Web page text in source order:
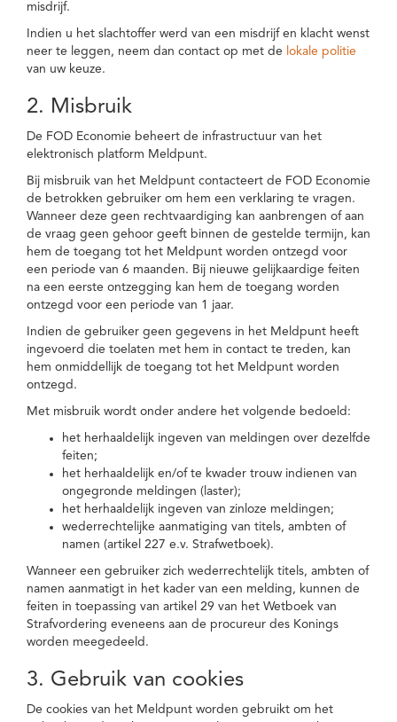
misdrijf.
Indien u het slachtoffer werd van een misdrijf en klacht wenst
neer te leggen, neem dan contact op met de lokale politie
van uw keuze.
2. Misbruik
De FOD Economie beheert de infrastructuur van het
elektronisch platform Meldpunt.
Bij misbruik van het Meldpunt contacteert de FOD Economie
de betrokken gebruiker om hem een verklaring te vragen.
Wanneer deze geen rechtvaardiging kan aanbrengen of aan
de vraag geen gehoor geeft binnen de gestelde termijn, kan
hem de toegang tot het Meldpunt worden ontzegd voor
een periode van 6 maanden. Bij nieuwe gelijkaardige feiten
na een eerste ontzegging kan hem de toegang worden
ontzegd voor een periode van 1 jaar.
Indien de gebruiker geen gegevens in het Meldpunt heeft
ingevoerd die toelaten met hem in contact te treden, kan
hem onmiddellijk de toegang tot het Meldpunt worden
ontzegd.
Met misbruik wordt onder andere het volgende bedoeld:
het herhaaldelijk ingeven van meldingen over dezelfde
feiten;
het herhaaldelijk en/of te kwader trouw indienen van
ongegronde meldingen (laster);
het herhaaldelijk ingeven van zinloze meldingen;
wederrechtelijke aanmatiging van titels, ambten of
namen (artikel 227 e.v. Strafwetboek).
Wanneer een gebruiker zich wederrechtelijk titels, ambten of
namen aanmatigt in het kader van een melding, kunnen de
feiten in toepassing van artikel 29 van het Wetboek van
Strafvordering eveneens aan de procureur des Konings
worden meegedeeld.
3. Gebruik van cookies
De cookies van het Meldpunt worden gebruikt om het